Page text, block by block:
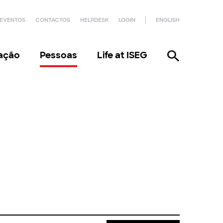
EVENTOS CONTACTOS HELPDESK LOGIN ENGLISH
Pessoas Life at ISEG